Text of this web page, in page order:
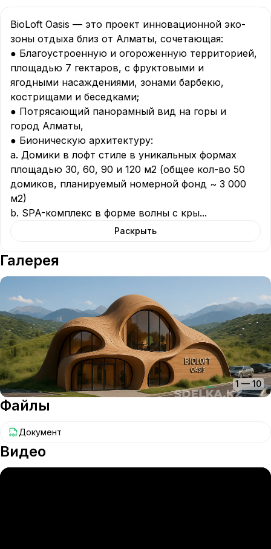
BioLoft Oasis — это проект инновационной эко-
зоны отдыха близ от Алматы, сочетающая:
● Благоустроенную и огороженную территорией,
площадью 7 гектаров, с фруктовыми и
ягодными насаждениями, зонами барбекю,
кострищами и беседками;
● Потрясающий панорамный вид на горы и
город Алматы,
● Бионическую архитектуру:
a. Домики в лофт стиле в уникальных формах
площадью 30, 60, 90 и 120 м2 (общее кол-во 50
домиков, планируемый номерной фонд ~ 3 000
м2)
b. SPA-комплекс в форме волны с кры...
Раскрыть
Галерея
1 — 10
Файлы
Документ
Видео